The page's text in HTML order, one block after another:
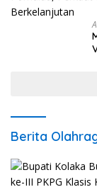
Berita